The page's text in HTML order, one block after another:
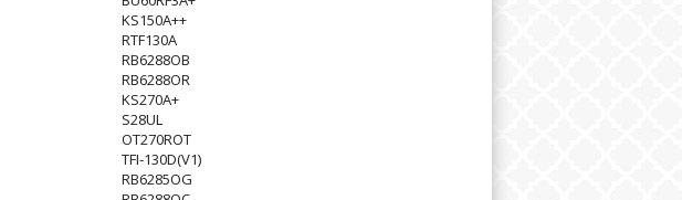
KS150A++
RTF130A
RB6288OB
RB6288OR
KS270A+
S28UL
OT270ROT
TFI-130D(V1)
RB6285OG